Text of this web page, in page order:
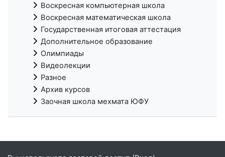
Воскресная компьютерная школа
Воскресная математическая школа
Государственная итоговая аттестация
Дополнительное образование
Олимпиады
Видеолекции
Разное
Архив курсов
Заочная школа мехмата ЮФУ